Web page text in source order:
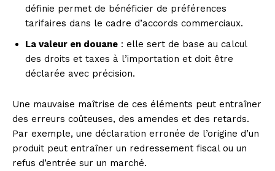
définie permet de bénéficier de préférences
tarifaires dans le cadre d’accords commerciaux.
La valeur en douane : elle sert de base au calcul
des droits et taxes à l’importation et doit être
déclarée avec précision.
Une mauvaise maîtrise de ces éléments peut entraîner
des erreurs coûteuses, des amendes et des retards.
Par exemple, une déclaration erronée de l’origine d’un
produit peut entraîner un redressement fiscal ou un
refus d’entrée sur un marché.